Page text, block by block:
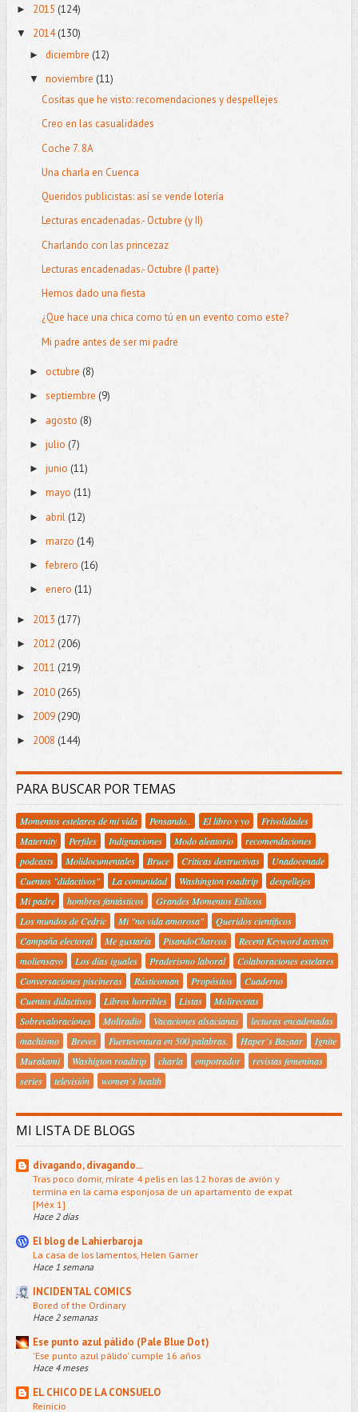
► 2015 (124)
▼ 2014(130)
► diciembre (12)
▼ noviembre (11)
Cositas que he visto: recomendaciones y despellejes
Creo en las casualidades
Coche 7. 8A
Una charla en Cuenca
Queridos publicistas: así se vende lotería
Lecturas encadenadas.- Octubre (y II)
Charlando con las princezaz
Lecturas encadenadas.- Octubre (I parte)
Hemos dado una fiesta
¿Que hace una chica como tú en un evento como este?
Mi padre antes de ser mi padre
► octubre (8)
► septiembre (9)
► agosto (8)
► julio (7)
► junio (11)
► mayo (11)
► abril (12)
► marzo (14)
►febrero (16)
► enero (11)
► 2013 (177)
► 2012 (206)
► 2011 (219)
► 2010(265)
► 2009 (290)
► 2008 (144)
PARA BUSCAR POR TEMAS
Momentos estelares de mi vida Pensando.. El libro y yo
Frivolidades
Maternity
Perfiles Indignaciones Modo aleatorio
recomendaciones
podcasts
Molidocumentales Bruce Criticas destructivas
Unadocenade
Cuentos "didactivos"
La comunidad Washington roadtrip
despellejes
Mi padre
hombres fantásticos
Grandes Momentos Etílicos
Los mundos de Cedric
Mi "no vida amorosa"
Queridos científicos
Campaña electoral
Me gustaría PisandoCharcos
Recent Keyword activity
moliensayo
Los días iguales Praderismo laboral
Colaboraciones estelares
Conversaciones piscineras
Rústicoman Propósitos
Cuaderno
Cuentos didactivos
Libros horribles Listas
Molirecetas
Sobrevaloraciones
Moliradio Vacaciones alsacianas
lecturas encadenadas
machismo
Breves Fuerteventura en 500 palabras. Haper´s Bazaar
Ignite
Murakami
Washigton roadtrip charla empotrador
revistas femeninas
series
televisión women´s health
MI LISTA DE BLOGS
divagando, divagando...
Tras poco domir, mírate 4 pelis en las 12 horas de avión y
termina en la cama esponjosa de un apartamento de expat
[Méx 1]
Hace 2 días
El blog de Lahierbaroja
La casa de los lamentos, Helen Garner
Hace 1 semana
INCIDENTAL COMICS
Bored of the Ordinary
Hace 2 semanas
Ese punto azul pálido (Pale Blue Dot)
'Ese punto azul pálido' cumple 16 años
Hace 4 meses
EL CHICO DE LA CONSUELO
Reinicio